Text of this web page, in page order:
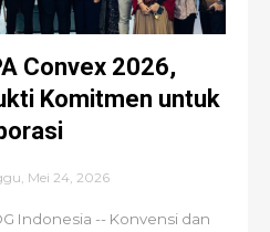
Convex 2026,
Komitmen untuk
Mei 24, 2026
Indonesia -- Konvensi dan